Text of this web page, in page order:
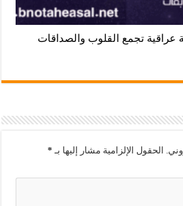
تجمع القلوب والصداقات
الحقول الإلزامية مشار إليها بـ *